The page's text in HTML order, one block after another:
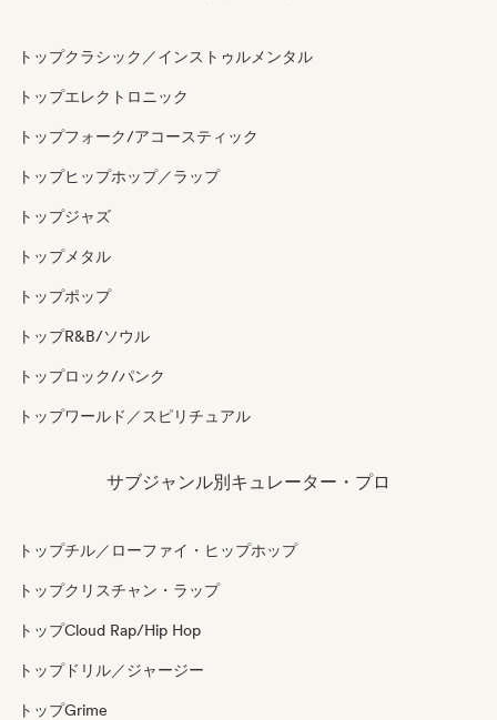
トップクラシック／インストゥルメンタル
トップエレクトロニック
トップフォーク/アコースティック
トップヒップホップ／ラップ
トップジャズ
トップメタル
トップポップ
トップR&B/ソウル
トップロック/パンク
トップワールド／スピリチュアル
サブジャンル別キュレーター・プロ
トップチル／ローファイ・ヒップホップ
トップクリスチャン・ラップ
トップCloud Rap/Hip Hop
トップドリル／ジャージー
トップGrime